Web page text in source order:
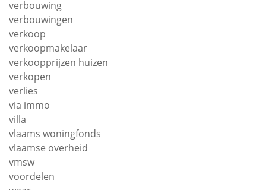
verbouwing
verbouwingen
verkoop
verkoopmakelaar
verkoopprijzen huizen
verkopen
verlies
via immo
villa
vlaams woningfonds
vlaamse overheid
vmsw
voordelen